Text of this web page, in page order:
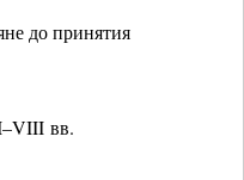
до принятия
вв.